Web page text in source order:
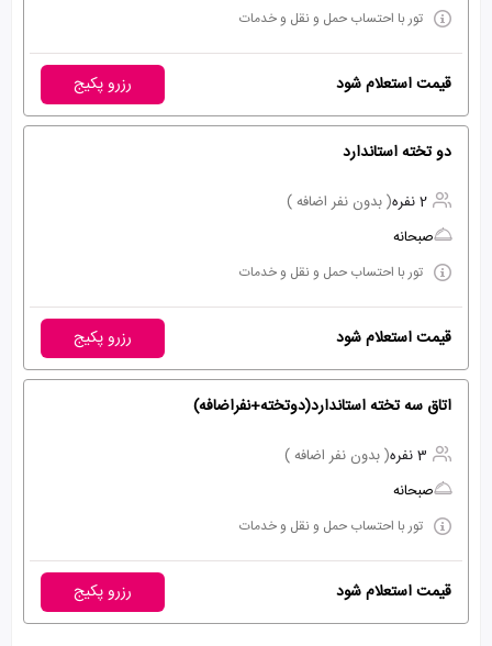
تور با احتساب حمل و نقل و خدمات
قیمت استعلام شود رزرو پکیج
دو تخته استاندارد
2 نفره
( بدون نفر اضافه )
صبحانه
تور با احتساب حمل و نقل و خدمات
قیمت استعلام شود رزرو پکیج
اتاق سه تخته استاندارد(دوتخته+نفراضافه)
3 نفره
( بدون نفر اضافه )
صبحانه
تور با احتساب حمل و نقل و خدمات
قیمت استعلام شود رزرو پکیج